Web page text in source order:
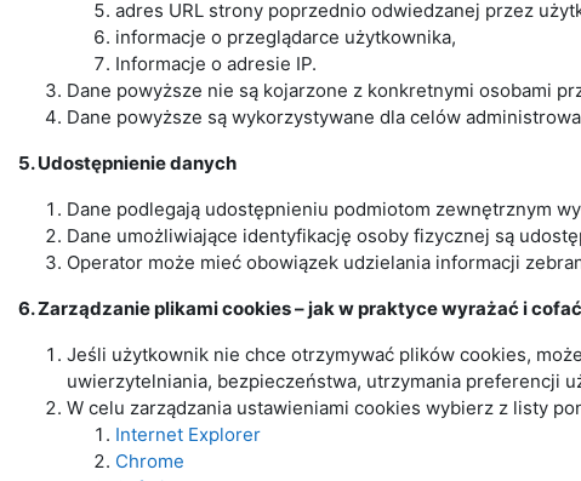
adres URL strony poprzednio odwiedzanej przez
informacje o przeglądarce użytkownika,
Informacje o adresie IP.
Dane powyższe nie są kojarzone z konkretnymi osobami
Dane powyższe są wykorzystywane dla celów
5. Udostępnienie danych
Dane podlegają udostępnieniu podmiotom zewnętrznym
Dane umożliwiające identyfikację osoby fizycznej są
Operator może mieć obowiązek udzielania informacji
6. Zarządzanie plikami cookies – jak w praktyce wyrażać i
Jeśli użytkownik nie chce otrzymywać plików cookies,
uwierzytelniania, bezpieczeństwa, utrzymania preferencji
W celu zarządzania ustawieniami cookies wybierz z listy
Internet Explorer
Chrome